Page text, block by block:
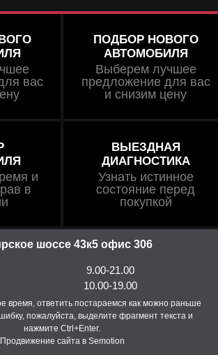
вас
ПОДБОР НОВОГО
АВТОМОБИЛЯ
Выберем лучшее
предложение для вас
и снизим цену
и
в
ВЫЕЗДНАЯ
ДИАГНОСТИКА
Узнать истинное
состояние перед
покупкой
шоссе 43к5 офис 306
9.00-21.00
10.00-19.00
время, ответить постараемся как можно раньше
пожалуйста, выделите фрагмент текста и
нажмите Ctrl+Enter.
Продвижение сайта в Semotion